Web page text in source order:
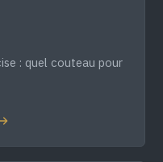
: quel couteau pour